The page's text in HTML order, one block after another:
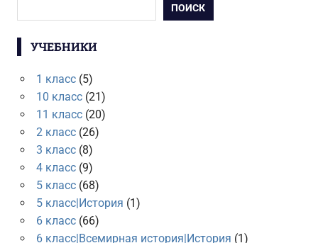
ПОИСК
УЧЕБНИКИ
1 класс(5)
10 класс(21)
11 класс(20)
2 класс(26)
3 класс(8)
4 класс(9)
5 класс(68)
5 класс|История (1)
6 класс(66)
6 класс|Всемирная история|История (1)